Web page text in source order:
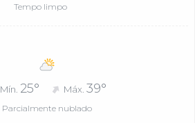
Tempo limpo
Mín. 25° Máx. 39°
Parcialmente nublado